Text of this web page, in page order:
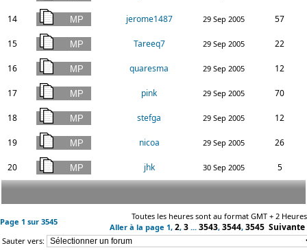
14 jerome1487 29 Sep 2005 57
15 Tareeq7 29 Sep 2005 22
16 quaresma 29 Sep 2005 12
17 pink 29 Sep 2005 70
18 stefga 29 Sep 2005 12
19 nicoa 29 Sep 2005 26
20 jhk 30 Sep 2005 5
Page 1 sur 3545
Toutes les heures sont au format GMT + 2 Heures
Aller à la page 1, 2, 3 ... 3543, 3544, 3545 Suivante
Sauter vers: